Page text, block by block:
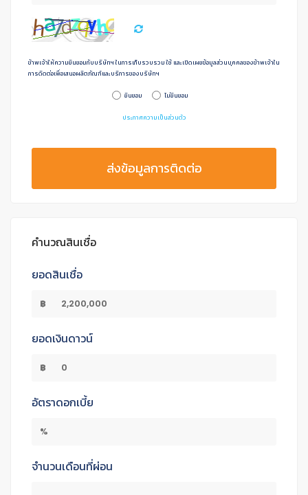
ข้าพเจ้าให้ความยินยอมกับบริษัทฯ ในการเก็บรวบรวม ใช้ และเปิดเผยข้อมูลส่วนบุคคลของข้าพเจ้าใน
การดิดต่อเพื่อเสนอผลิตภัณฑ์และบริการของบริษัทฯ
ยินยอม ไม่ยินยอม
ประกาศความเป็นส่วนตัว
ส่งข้อมูลการติดต่อ
คำนวณสินเชื่อ
ยอดสินเชื่อ
฿
ยอดเงินดาวน์
฿
อัตราดอกเบี้ย
%
จำนวนเดือนที่ผ่อน